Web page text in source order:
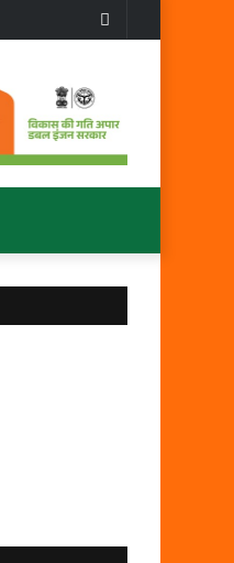
Search